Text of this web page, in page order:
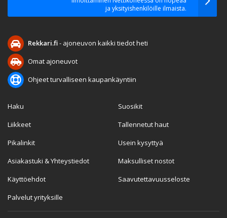
ja yksityishenkilöille ilmaista.
Rekkari.fi- ajoneuvon kaikki tiedot heti
Omat ajoneuvot
Ohjeet turvalliseen kaupankäyntiin
Haku
Liikkeet
Pikalinkit
Asiakastuki & Yhteystiedot
Käyttöehdot
Palvelut yrityksille
Suosikit
Tallennetut haut
Usein kysyttyä
Maksulliset nostot
Saavutettavuusseloste